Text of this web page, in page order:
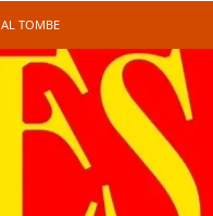
AL TOMBE